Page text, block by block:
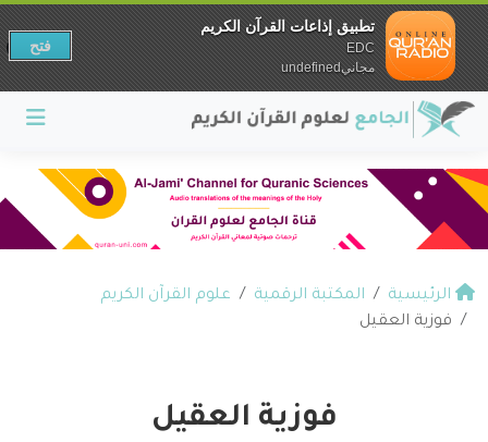
الرئيسية المكتبة الرقمية
علوم القرآن الكريم
فوزية العقيل
فوزية العقيل
تطبيق إذاعات القرآن الكريم
EDC
مجانيundefined
فتح